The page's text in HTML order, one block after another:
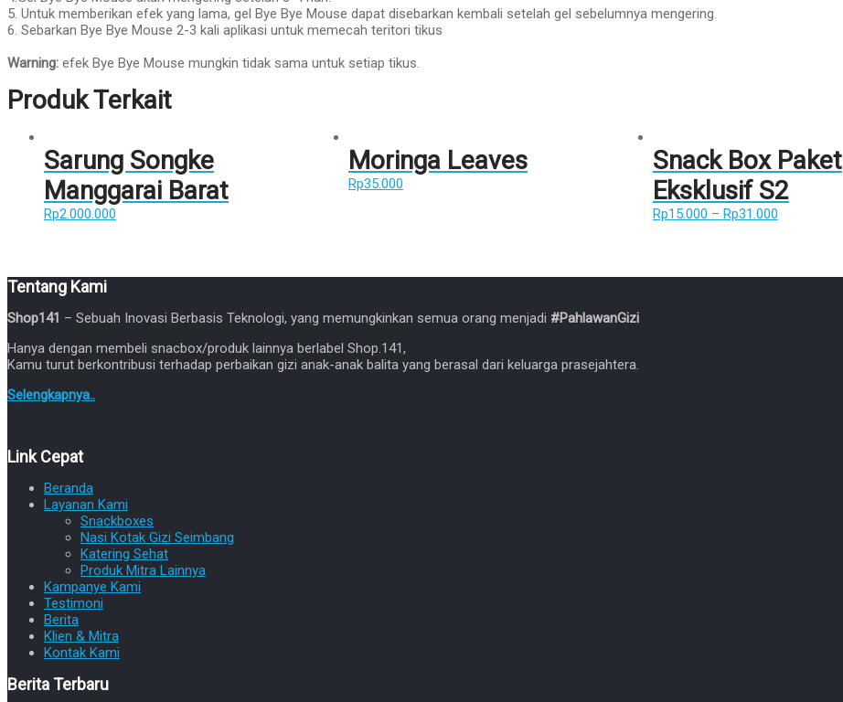
5. Untuk memberikan efek yang lama, gel Bye Bye Mouse dapat disebarkan kembali setelah gel sebelumnya mengering.
6. Sebarkan Bye Bye Mouse 2-3 kali aplikasi untuk memecah teritori tikus
Warning: efek Bye Bye Mouse mungkin tidak sama untuk setiap tikus.
Produk Terkait
Sarung Songke
Manggarai Barat
Rp2.000.000
Moringa Leaves
Rp35.000
Snack Box Paket
Eksklusif S2
Rp15.000 – Rp31.000
Tentang Kami
Shop141 – Sebuah Inovasi Berbasis Teknologi, yang memungkinkan semua orang menjadi #PahlawanGizi
Hanya dengan membeli snacbox/produk lainnya berlabel Shop.141,
Kamu turut berkontribusi terhadap perbaikan gizi anak-anak balita yang berasal dari keluarga prasejahtera.
Selengkapnya..
Link Cepat
Beranda
Layanan Kami
Snackboxes
Nasi Kotak Gizi Seimbang
Katering Sehat
Produk Mitra Lainnya
Kampanye Kami
Testimoni
Berita
Klien & Mitra
Kontak Kami
Berita Terbaru